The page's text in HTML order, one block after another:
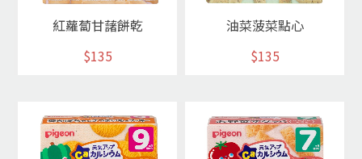
紅蘿蔔甘藷餅乾
$135
油菜菠菜點心
$135